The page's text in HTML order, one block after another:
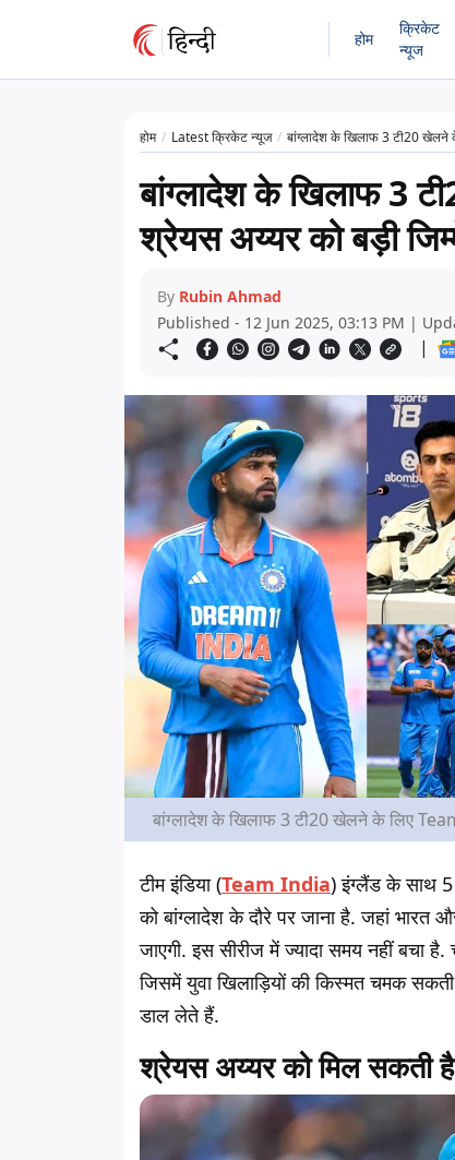
होम
क्रिकेट
न्यूज
होम Latest क्रिकेट न्यूज बांग्लादेश के खिलाफ 3 टी20 खेलने के
बांग्लादेश के खिलाफ 3
श्रेयस अय्यर को बड़ी
By Rubin Ahmad
Published - 12 Jun 2025, 03:13 PM |
|
बांग्लादेश के खिलाफ 3 टी20 खेलने के लिए
टीम इंडिया (Team India) इंग्लैंड के साथ 5
को बांग्लादेश के दौरे पर जाना है. जहां भारत
जाएगी. इस सीरीज में ज्यादा समय नहीं बचा
जिसमें युवा खिलाड़ियों की किस्मत चमक
डाल लेते हैं.
श्रेयस अय्यर को मिल सकती